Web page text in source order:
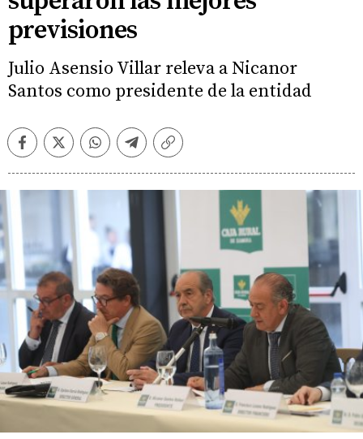
previsiones
Julio Asensio Villar releva a Nicanor
Santos como presidente de la entidad
FacebookTwitterWhatsappTelegramCopiar